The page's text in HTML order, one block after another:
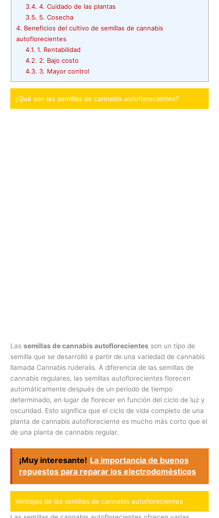
3.4. 4. Cuidado de las plantas
3.5. 5. Cosecha
4. Beneficios del cultivo de semillas de cannabis
autoflorecientes
4.1. 1. Rentabilidad
4.2. 2. Bajo costo
4.3. 3. Mayor control
¿Qué son las semillas de cannabis autoflorecientes?
Lassemillas de cannabis autoflorecientes son un tipo de
semilla que se desarrolló a partir de una variedad de cannabis
llamada Cannabis ruderalis. A diferencia de las semillas de
cannabis regulares, las semillas autoflorecientes florecen
automáticamente después de un período de tiempo
determinado, en lugar de florecer en función del ciclo de luz y
oscuridad. Esto significa que el ciclo de vida completo de una
planta de cannabis autofloreciente es mucho más corto que el
de una planta de cannabis regular.
¡Muy interesante! La importancia de buenos
repuestos para reparar los electrodomésticos
Ventajas de las semillas de cannabis autoflorecientes